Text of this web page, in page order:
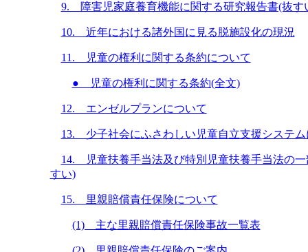
9. 障害児家庭養育機能に関する研究報告書(抜す
10. 近年における諸外国に見る脱施設化の現況
11. 児童の権利に関する条約について
● 児童の権利に関する条約(全文)
12. エンゼルプランについて
13. 少子社会にふさわしい児童自立支援システ
14. 児童扶養手当法及び特別児童扶養手当法の
すい)
15. 里親賠償責任保険について
(1) 主な里親賠償責任保険事故一覧表